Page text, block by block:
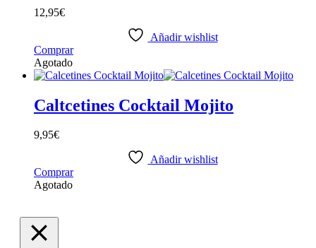
12,95€
Añadir wishlist
Comprar
Agotado
Caltcetines Cocktail Mojito
9,95€
Añadir wishlist
Comprar
Agotado